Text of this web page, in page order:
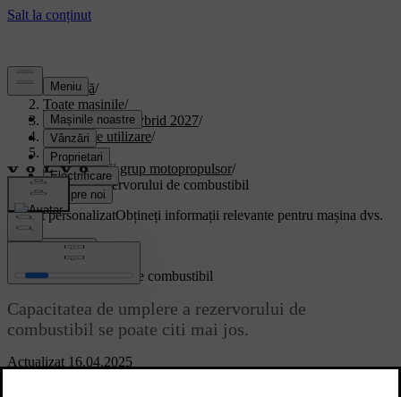
Asistență/
Toate mașinile/
XC90 Plug-in Hybrid 2027/
Manual de utilizare/
Specificații/
Specificații grup motopropulsor/
Volumul rezervorului de combustibil
Suport personalizatObțineți informații relevante pentru mașina dvs.
Conectează-te
Actualizat 16.04.2025
Volumul rezervorului de combustibil
Capacitatea de umplere a rezervorului de
combustibil se poate citi mai jos.